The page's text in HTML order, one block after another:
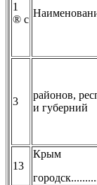
1
® с
3
районов,
и губерний
13
Крым